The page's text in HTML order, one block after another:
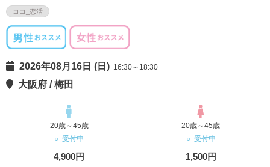
ココ_恋活
2026年08月16日 (日) 16:30～18:30
大阪府 / 梅田
20歳～45歳
○ 受付中
4,900円
20歳～45歳
○ 受付中
1,500円